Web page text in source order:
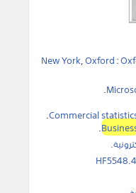
New York,Oxford:
.
Commercial
.
.